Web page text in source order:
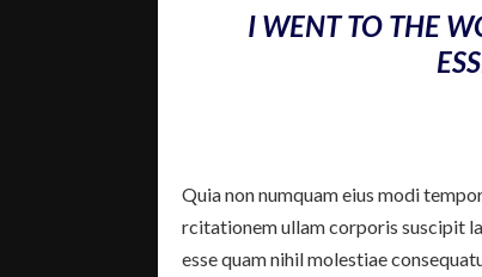
I WENT TO THE
Quia non numquam eius modi
rcitationem ullam corporis suscipit
esse quam nihil molestiae